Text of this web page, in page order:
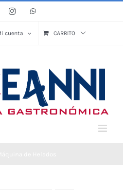
InstagramWhatsApp
cuenta CARRITO